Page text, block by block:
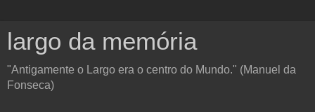
largo da memória
"Antigamente o Largo era o centro do Mundo." (Manuel da
Fonseca)